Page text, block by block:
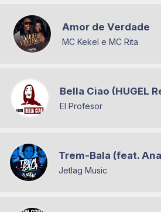
Amor de Verdade
MC Kekel e MC Rita
Bella Ciao (HUGEL
El Profesor
Trem-Bala (feat. Ana
Jetlag Music